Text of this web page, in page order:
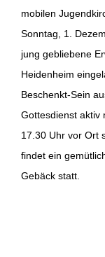
mobilen
Sonntag, 1.
jung gebliebene
Heidenheim
Beschenkt-Sein
Gottesdienst aktiv
17.30 Uhr vor Ort
findet ein
Gebäck statt.